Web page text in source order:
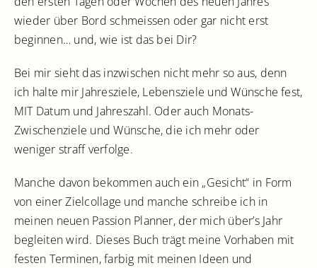
wieder über Bord schmeissen oder gar nicht erst
beginnen… und, wie ist das bei Dir?
Bei mir sieht das inzwischen nicht mehr so aus, denn
ich halte mir Jahresziele, Lebensziele und Wünsche fest,
MIT Datum und Jahreszahl. Oder auch Monats-
Zwischenziele und Wünsche, die ich mehr oder
weniger straff verfolge.
Manche davon bekommen auch ein „Gesicht“ in Form
von einer Zielcollage und manche schreibe ich in
meinen neuen Passion Planner, der mich über’s Jahr
begleiten wird. Dieses Buch trägt meine Vorhaben mit
festen Terminen, farbig mit meinen Ideen und